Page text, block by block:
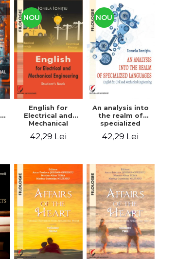
reflective and
applicative
writing
NOU
English for
Electrical and
Mechanical
Student’s book
42,29 Lei
NOU
An analysis into
the realm of
specialized
English for civil
42,29 Lei